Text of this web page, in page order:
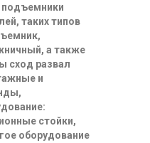
таких типов
а также
сход развал
и
стойки,
оборудование